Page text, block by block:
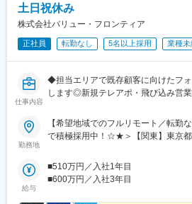
浦和駅、浦和駅、和光市駅、西川口
谷駅、川越駅、蕨駅、志木駅、所沢
屋橋駅、渡辺橋駅、沢ノ町駅、我孫
頭駅、西大橋駅、肥後橋駅、阿波座
府)、東部市場前駅、今川駅(大阪府)
にわ橋駅、天満駅、中津駅(地下鉄)、
駅(名古屋市営)、伏屋駅、稲永駅、
駅、目黒駅、秋葉原駅、新橋駅、東
駅、四ツ谷駅、あざみ野駅、湘南台
(神奈川県)、溝の口駅、長津田駅、登
土日祝休み
株式会社バリュー・フロンティア
正社員 転勤なし 5名以上採用 業種未
仕事内容
◆担当エリアで既存顧客に向けたフ
します◎新規テレアポ・飛び込み営
勤務地
【希望地域でのフルリモート／転
で積極採用中！☆★＞【関東】東京都
市、新潟市【北海道・東北】札幌市
市、岡山市、福岡市、北九州市、熊
方は大歓迎です！＝＝＝日本全国希
給与
■510万円／入社1年目
■600万円／入社3年目